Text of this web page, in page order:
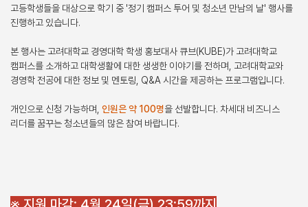
고등학생들을 대상으로 학기 중 '정기 캠퍼스 투어 및 청소년 만남의 날' 행사를
진행하고 있습니다.
본 행사는 고려대학교 경영대학 학생 홍보대사 큐브(KUBE)가 고려대학교
캠퍼스를 소개하고 대학생활에 대한 생생한 이야기를 전하며, 고려대학교와
경영학 전공에 대한 정보 및 멘토링, Q&A 시간을 제공하는 프로그램입니다.
개인으로 신청 가능하며, 인원은 약 100명을 선발합니다. 차세대 비즈니스
리더를 꿈꾸는 청소년들의 많은 참여 바랍니다.